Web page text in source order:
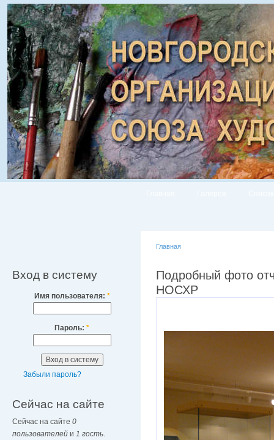
Вход в систему
Имя пользователя: *
Пароль: *
Забыли пароль?
Сейчас на сайте
Сейчас на сайте 0
пользователей и 1 гость
Главная
Подробный фото
НОСХР